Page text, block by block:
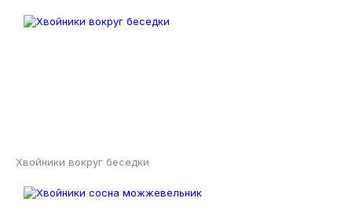
Хвойники вокруг беседки